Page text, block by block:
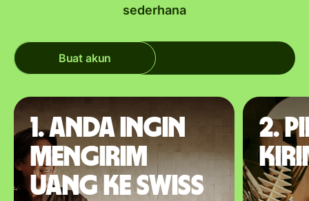
sederhana
Buat akun
1. Anda ingin
mengirim
uang ke Swiss
2.